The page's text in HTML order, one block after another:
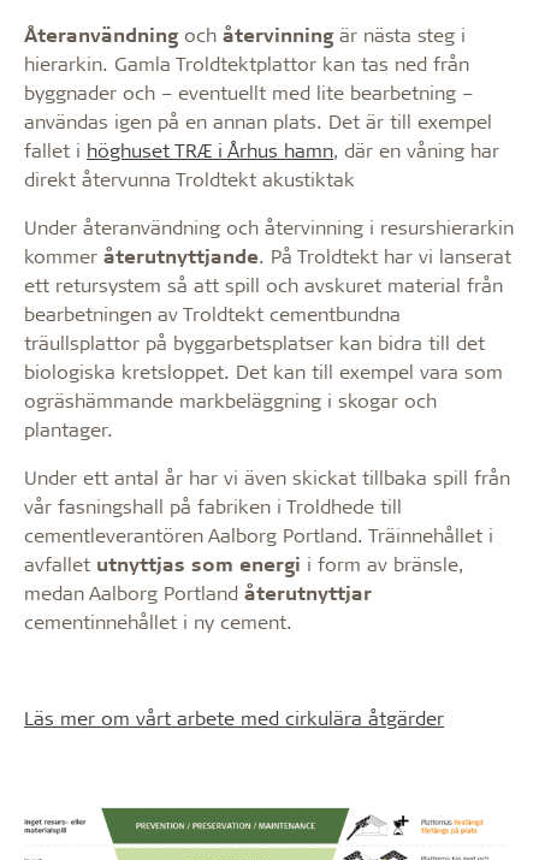
Återanvändningoch återvinningär nästa steg i
hierarkin. Gamla Troldtektplattor kan tas ned från
byggnader och – eventuellt med lite bearbetning –
användas igen på en annan plats. Det är till exempel
fallet i höghuset TRÆ i Århus hamn, där en våning har
direkt återvunna Troldtekt akustiktak
Under återanvändning och återvinning i resurshierarkin
kommer återutnyttjande. På Troldtekt har vi lanserat
ett retursystem så att spill och avskuret material från
bearbetningen av Troldtekt cementbundna
träullsplattor på byggarbetsplatser kan bidra till det
biologiska kretsloppet. Det kan till exempel vara som
ogräshämmande markbeläggning i skogar och
plantager.
Under ett antal år har vi även skickat tillbaka spill från
vår fasningshall på fabriken i Troldhede till
cementleverantören Aalborg Portland. Träinnehållet i
avfallet utnyttjas som energi i form av bränsle,
medan Aalborg Portland återutnyttjar
cementinnehållet i ny cement.
Läs mer om vårt arbete med cirkulära åtgärder